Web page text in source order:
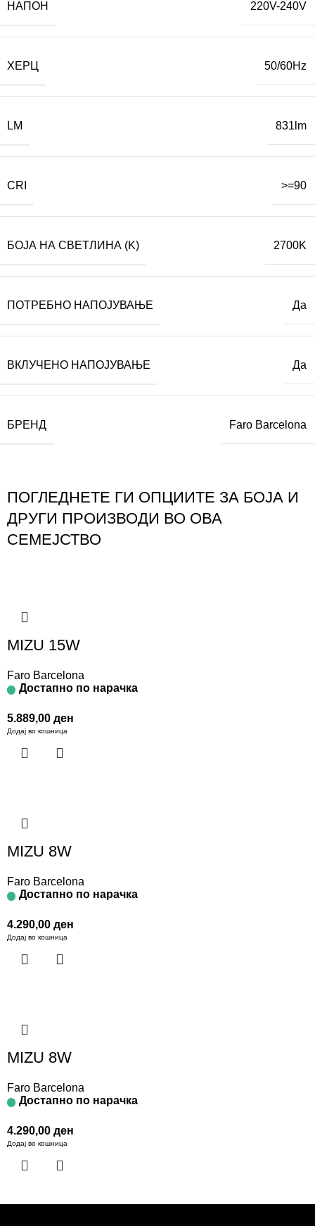
НАПОН 220V-240V
ХЕРЦ 50/60Hz
LM 831lm
CRI >=90
БОЈА НА СВЕТЛИНА (K) 2700K
ПОТРЕБНО НАПОЈУВАЊЕ Да
ВКЛУЧЕНО НАПОЈУВАЊЕ Да
БРЕНД Faro Barcelona
ПОГЛЕДНЕТЕ ГИ ОПЦИИТЕ ЗА БОЈА И
ДРУГИ ПРОИЗВОДИ ВО ОВА
СЕМЕЈСТВО
MIZU 15W
Faro Barcelona
Достапно по нарачка
5.889,00 ден
Додај во кошница
MIZU 8W
Faro Barcelona
Достапно по нарачка
4.290,00 ден
Додај во кошница
MIZU 8W
Faro Barcelona
Достапно по нарачка
4.290,00 ден
Додај во кошница